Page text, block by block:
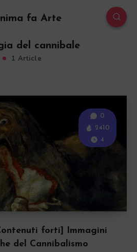
fa Arte
del cannibale
1 Article
forti] Immagini
del Cannibalismo
0
2410
4